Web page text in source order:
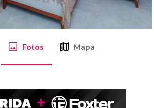
Fotos Mapa